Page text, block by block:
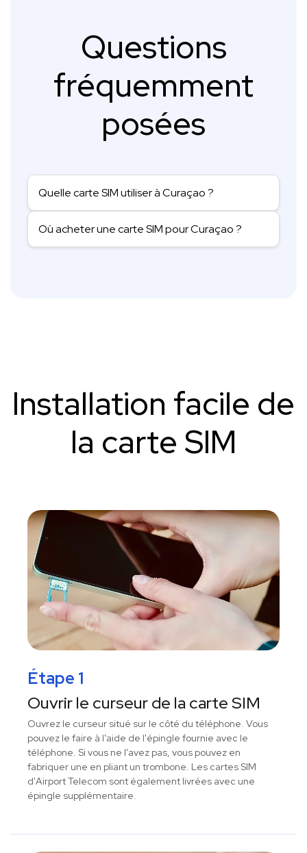
Questions
fréquemment
posées
Quelle carte SIM utiliser à Curaçao ?
Où acheter une carte SIM pour Curaçao ?
Installation facile de
la carte SIM
Étape 1
Ouvrir le curseur de la carte SIM
Ouvrez le curseur situé sur le côté du téléphone. Vous
pouvez le faire à l'aide de l'épingle fournie avec le
téléphone. Si vous ne l'avez pas, vous pouvez en
fabriquer une en pliant un trombone. Les cartes SIM
d'Airport Telecom sont également livrées avec une
épingle supplémentaire.